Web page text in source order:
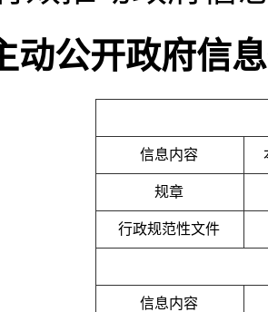
动公开政府信息
信息内容
规章
行政规范性文件
信息内容